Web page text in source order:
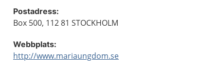
Postadress:
Box 500, 112 81 STOCKHOLM
Webbplats:
http://www.mariaungdom.se